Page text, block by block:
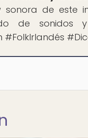
sonora de este
de sonidos
#FolkIrlandés